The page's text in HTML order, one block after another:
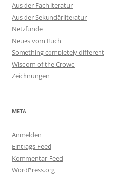
Aus der Fachliteratur
Aus der Sekundärliteratur
Netzfunde
Neues vom Buch
Something completely different
Wisdom of the Crowd
Zeichnungen
META
Anmelden
Eintrags-Feed
Kommentar-Feed
WordPress.org